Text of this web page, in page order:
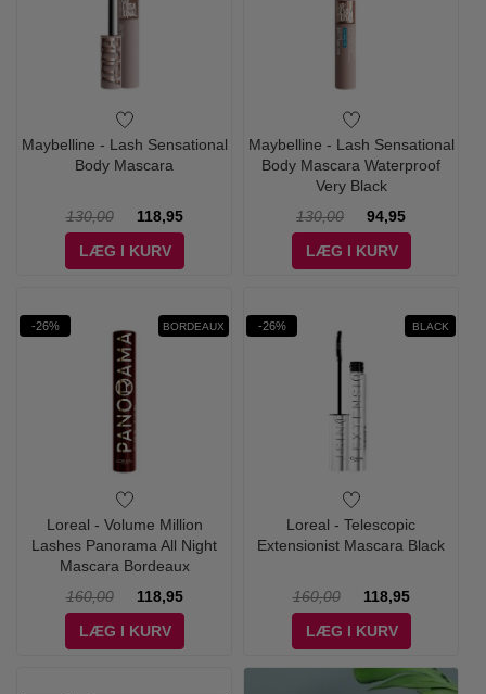
Maybelline - Lash Sensational
Body Mascara
130,00
118,95
LÆG I KURV
Maybelline - Lash Sensational
Body Mascara Waterproof
Very Black
130,00
94,95
LÆG I KURV
-26% BORDEAUX
Loreal - Volume Million
Lashes Panorama All Night
Mascara Bordeaux
160,00
118,95
LÆG I KURV
-26% BLACK
Loreal - Telescopic
Extensionist Mascara Black
160,00
118,95
LÆG I KURV